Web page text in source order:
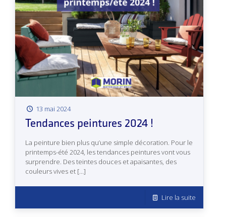
13 mai 2024
Tendances peintures 2024 !
La peinture bien plus qu’une simple décoration. Pour le
printemps-été 2024, les tendances peintures vont vous
surprendre. Des teintes douces et apaisantes, des
couleurs vives et […]
Lire la suite